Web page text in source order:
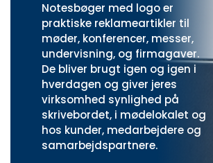
Notesbøger med logo er
praktiske reklameartikler til
møder, konferencer, messer,
undervisning, og firmagaver.
De bliver brugt igen og igen i
hverdagen og giver jeres
virksomhed synlighed på
skrivebordet, i mødelokalet og
hos kunder, medarbejdere og
samarbejdspartnere.